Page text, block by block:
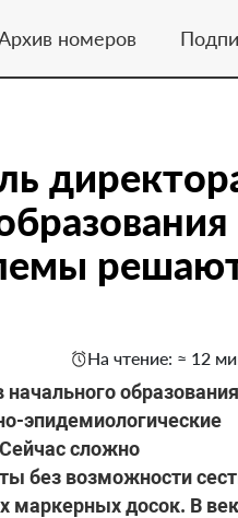
номеров
На чтение: ≈ 12
образования
эпидемиологические
сложно
без возможности
маркерных досок. В